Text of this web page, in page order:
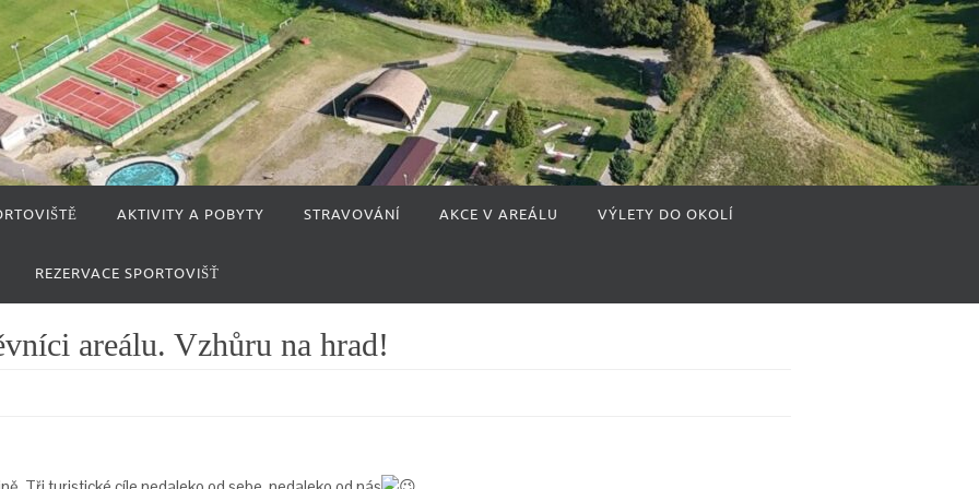
AKTIVITY A POBYTY STRAVOVÁNÍ AKCE V AREÁLU VÝLETY DO OKOLÍ
REZERVACE SPORTOVIŠŤ
areálu. Vzhůru na hrad!